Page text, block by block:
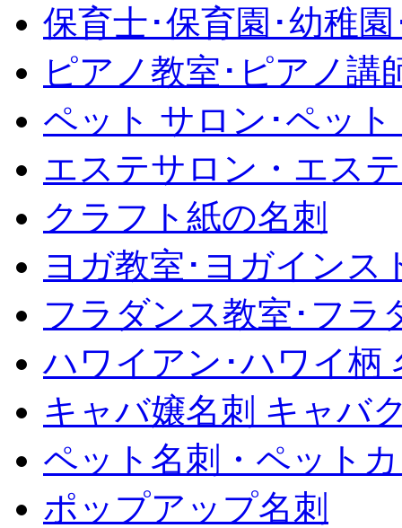
保育士･保育園･幼稚
ピアノ教室･ピアノ講
ペット サロン･ペッ
エステサロン・エス
クラフト紙の名刺
ヨガ教室･ヨガインス
フラダンス教室･フラ
ハワイアン･ハワイ柄
キャバ嬢名刺 キャバ
ペット名刺・ペット
ポップアップ名刺